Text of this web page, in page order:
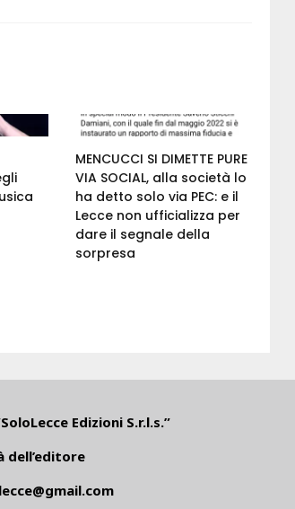
MENCUCCI SI DIMETTE PURE
VIA SOCIAL, alla società lo
ha detto solo via PEC: e il
Lecce non ufficializza per
dare il segnale della
sorpresa
Edizioni S.r.l.s.”